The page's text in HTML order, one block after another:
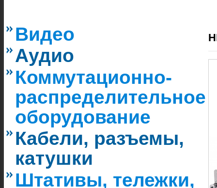
Видео
Аудио
Коммутационно-
распределительное
оборудование
Кабели, разъемы,
катушки
Штативы, тележки,